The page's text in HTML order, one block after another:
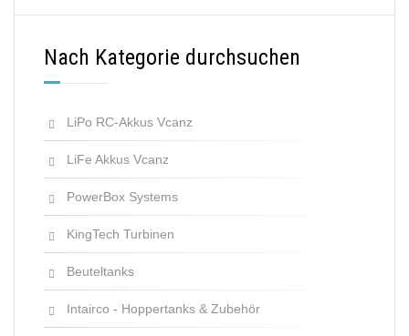
Nach Kategorie durchsuchen
LiPo RC-Akkus Vcanz
LiFe Akkus Vcanz
PowerBox Systems
KingTech Turbinen
Beuteltanks
Intairco - Hoppertanks & Zubehör